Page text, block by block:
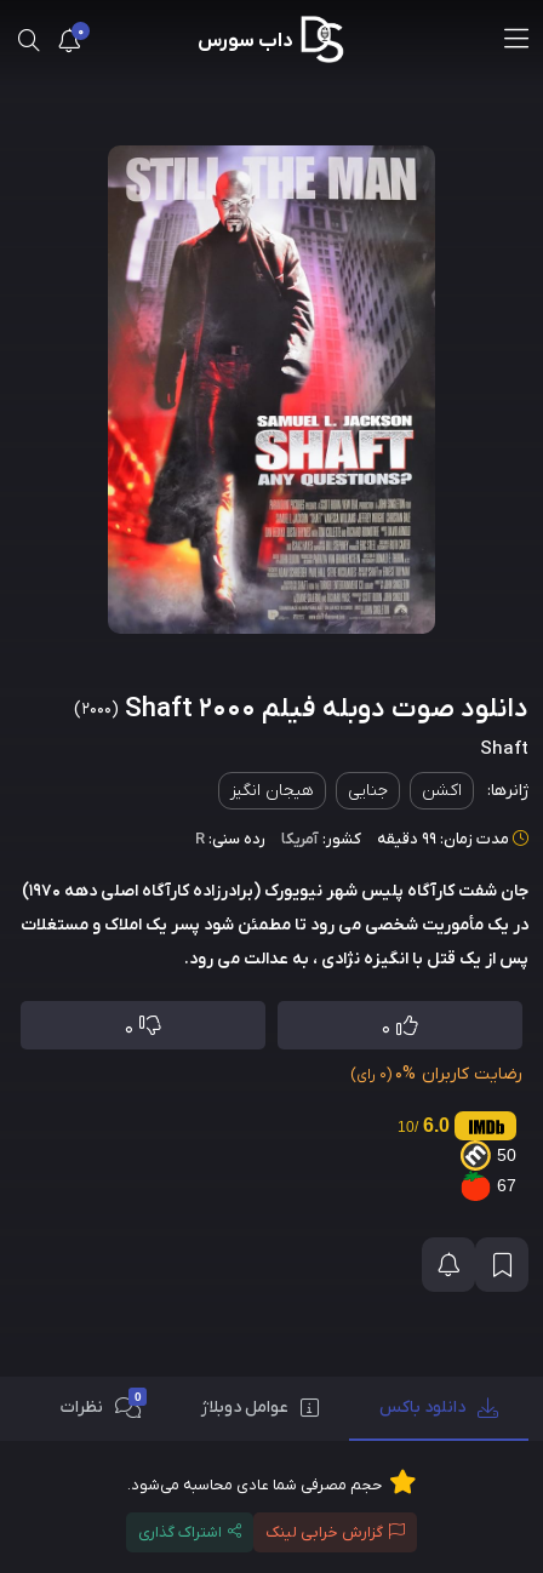
0 داب سورس
دانلود صوت دوبله فیلم Shaft 2000 (2000)
Shaft
ژانرها: اکشن جنایی هیجان انگیز
مدت زمان: 99 دقیقه کشور:آمریکا رده سنی:R
جان شفت کارآگاه پلیس شهر نیویورک (برادرزاده کارآگاه اصلی دهه 1970)
در یک مأموریت شخصی می رود تا مطمئن شود پسر یک املاک و مستغلات
پس از یک قتل با انگیزه نژادی ، به عدالت می رود.
0
0
رضایت کاربران 0% (0 رای)
6.0
/10
50
67
دانلود باکس عوامل دوبلاژ 0 نظرات
حجم مصرفی شما عادی محاسبه می‌شود.
گزارش خرابی لینک اشتراک گذاری